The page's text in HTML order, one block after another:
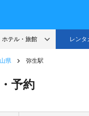
県 弥生駅
予約